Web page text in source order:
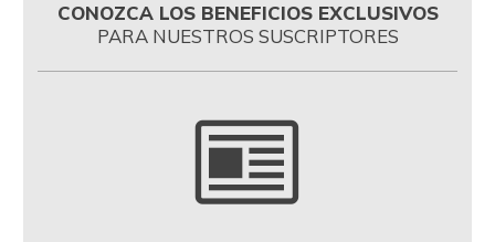
CONOZCA LOS BENEFICIOS EXCLUSIVOS
PARA NUESTROS SUSCRIPTORES